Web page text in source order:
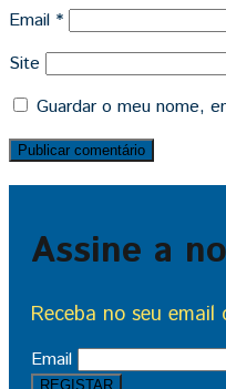
Email *
Site
Guardar o meu nome,
Assine a
Receba no seu email
Email